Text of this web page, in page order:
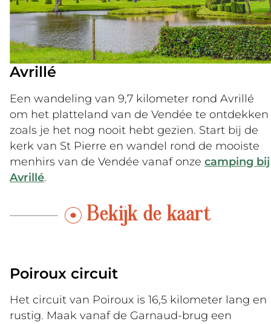
Avrillé
Een wandeling van 9,7 kilometer rond Avrillé
om het platteland van de Vendée te ontdekken
zoals je het nog nooit hebt gezien. Start bij de
kerk van St Pierre en wandel rond de mooiste
menhirs van de Vendée vanaf onze camping bij
Avrillé.
Bekijk de kaart
Poiroux circuit
Het circuit van Poiroux is 16,5 kilometer lang en
rustig. Maak vanaf de Garnaud-brug een